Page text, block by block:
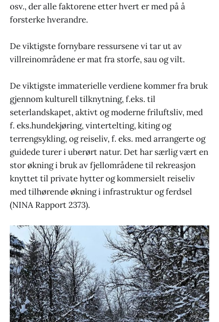
osv., der alle faktorene etter hvert er med på å
forsterke hverandre.
De viktigste fornybare ressursene vi tar ut av
villreinområdene er mat fra storfe, sau og vilt.
De viktigste immaterielle verdiene kommer fra bruk
gjennom kulturell tilknytning, f.eks. til
seterlandskapet, aktivt og moderne friluftsliv, med
f. eks.hundekjøring, vintertelting, kiting og
terrengsykling, og reiseliv, f. eks. med arrangerte og
guidede turer i uberørt natur. Det har særlig vært en
stor økning i bruk av fjellområdene til rekreasjon
knyttet til private hytter og kommersielt reiseliv
med tilhørende økning i infrastruktur og ferdsel
(NINA Rapport 2373).